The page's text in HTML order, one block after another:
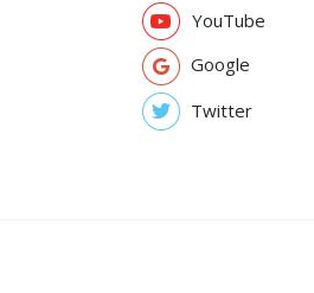
YouTube
Google
Twitter